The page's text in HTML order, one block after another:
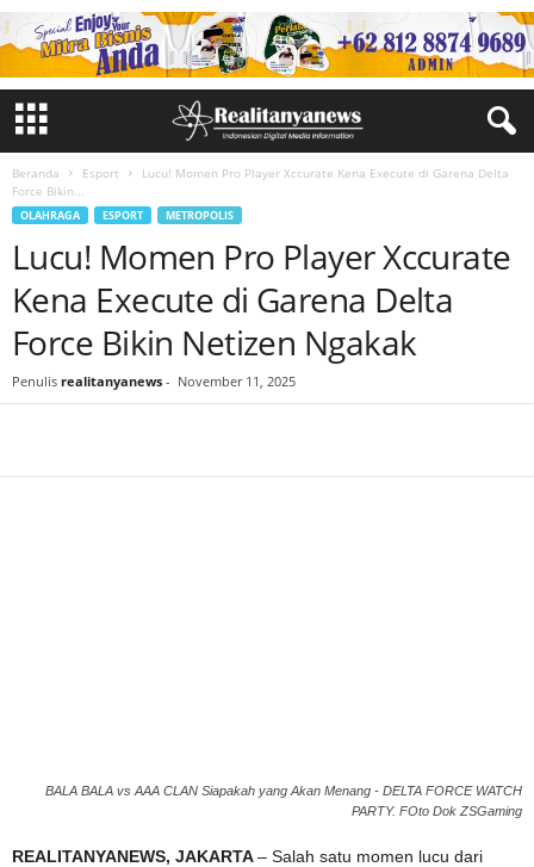
Beranda Esport
Lucu! Momen Pro Player Xccurate Kena Execute di Garena Delta
Force Bikin...
OLAHRAGA ESPORT METROPOLIS
Lucu! Momen Pro Player Xccurate
Kena Execute di Garena Delta
Force Bikin Netizen Ngakak
Penulis realitanyanews - November 11, 2025
BALA BALA vs AAA CLAN Siapakah yang Akan Menang - DELTA FORCE WATCH
PARTY. FOto Dok ZSGaming
REALITANYANEWS, JAKARTA– Salah satu momen lucu dari